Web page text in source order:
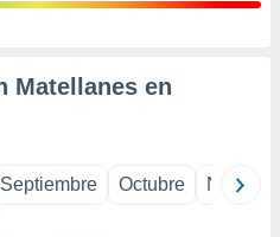
Matellanes en
Septiembre Octubre